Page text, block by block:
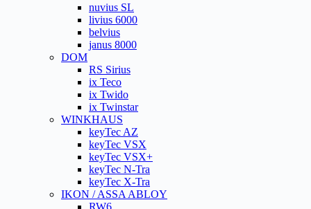
nuvius SL
livius 6000
belvius
janus 8000
DOM
RS Sirius
ix Teco
ix Twido
ix Twinstar
WINKHAUS
keyTec AZ
keyTec VSX
keyTec VSX+
keyTec N-Tra
keyTec X-Tra
IKON / ASSA ABLOY
RW6